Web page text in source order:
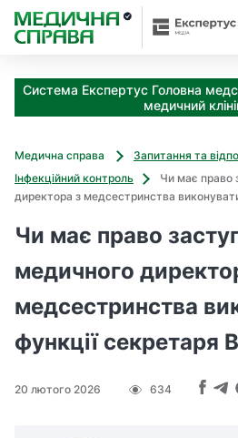
Система Експертус Головна
медичний
Медична справа
Запитання та
Інфекційний контроль
Чи має право
директора з медсестринства
Чи має право
медичного
медсестринства
функції секретаря
20 лютого 2026 634
З
а
к
з
о
д
и
м
ж
н
м